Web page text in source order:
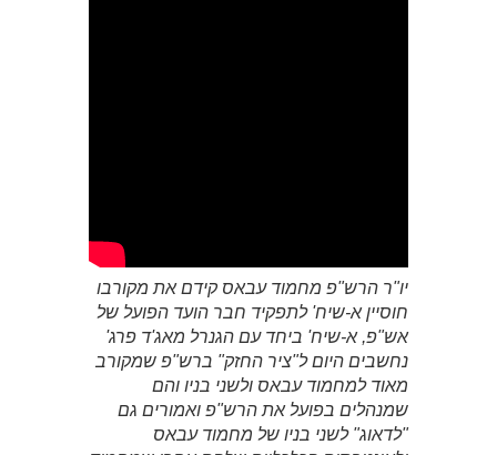
יו"ר הרש"פ מחמוד עבאס קידם את מקורבו
חוסיין א-שיח' לתפקיד חבר הועד הפועל של
אש"פ, א-שיח' ביחד עם הגנרל מאג'ד פרג'
נחשבים היום ל"ציר החזק" ברש"פ שמקורב
מאוד למחמוד עבאס ולשני בניו והם
שמנהלים בפועל את הרש"פ ואמורים גם
"לדאוג" לשני בניו של מחמוד עבאס